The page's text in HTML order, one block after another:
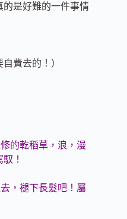
的是好難的一件事情
費去的！）
的乾稻草，浪，漫
！
，褪下長髮吧！屬